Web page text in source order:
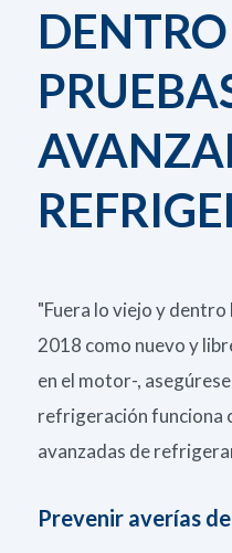
"Fuera lo viejo y dentro
2018 como nuevo y
en el motor-,
refrigeración funciona
avanzadas de
Prevenir averías